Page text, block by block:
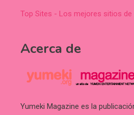
Top Sites - Los mejores sitios de
Acerca de
Yumeki Magazine es la